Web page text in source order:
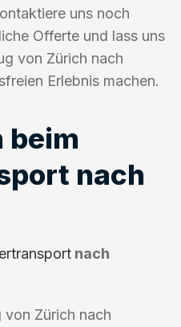
uns noch
Offerte und lass uns
von Zürich nach
Erlebnis machen.
beim
nach
nach
von Zürich nach